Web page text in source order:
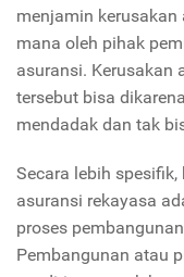
menjamin kerusakan
mana oleh pihak
asuransi. Kerusakan
tersebut bisa
mendadak dan tak
Secara lebih
asuransi rekayasa
proses
Pembangunan atau